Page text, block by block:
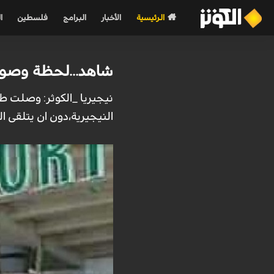
الرئيسية الأخبار البرامج فلسطين
شاهد...لحظة وصول
نيجيريا _الكوثر: وصلت
النيجيرية،دون ان